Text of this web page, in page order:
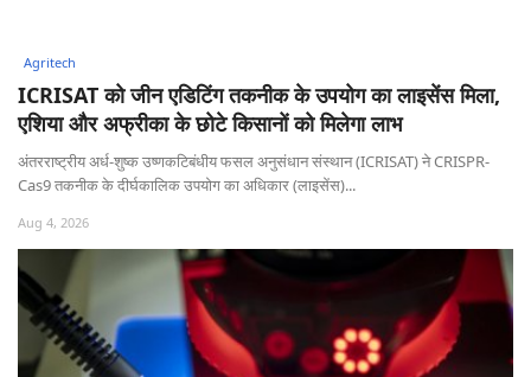
ICRISAT को जीन एडिटिंग तकनीक के उपयोग का लाइसेंस मिला,
एशिया और अफ्रीका के छोटे किसानों को मिलेगा लाभ
अंतरराष्ट्रीय अर्ध-शुष्क उष्णकटिबंधीय फसल अनुसंधान संस्थान (ICRISAT) ने CRISPR-
Cas9 तकनीक के दीर्घकालिक उपयोग का अधिकार (लाइसेंस)...
Aug 4, 2026
Agritech